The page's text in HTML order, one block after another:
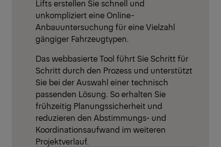
Lifts erstellen Sie schnell und
unkompliziert eine Online-
Anbauuntersuchung für eine Vielzahl
gängiger Fahrzeugtypen.
Das webbasierte Tool führt Sie Schritt für
Schritt durch den Prozess und unterstützt
Sie bei der Auswahl einer technisch
passenden Lösung. So erhalten Sie
frühzeitig Planungssicherheit und
reduzieren den Abstimmungs- und
Koordinationsaufwand im weiteren
Projektverlauf.